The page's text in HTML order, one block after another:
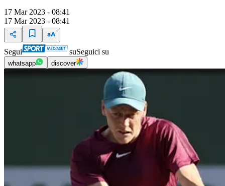
17 Mar 2023 - 08:41
17 Mar 2023 - 08:41
Segui suSeguici su
whatsapp discover